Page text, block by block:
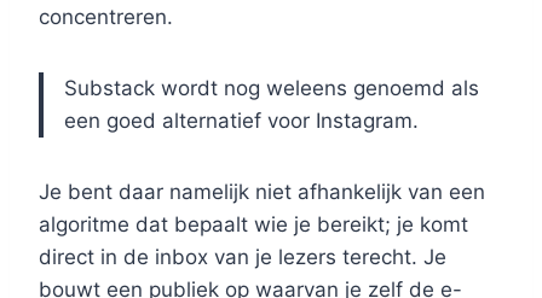
concentreren.
Substack wordt nog weleens genoemd als
een goed alternatief voor Instagram.
Je bent daar namelijk niet afhankelijk van een
algoritme dat bepaalt wie je bereikt; je komt
direct in de inbox van je lezers terecht. Je
bouwt een publiek op waarvan je zelf de e-